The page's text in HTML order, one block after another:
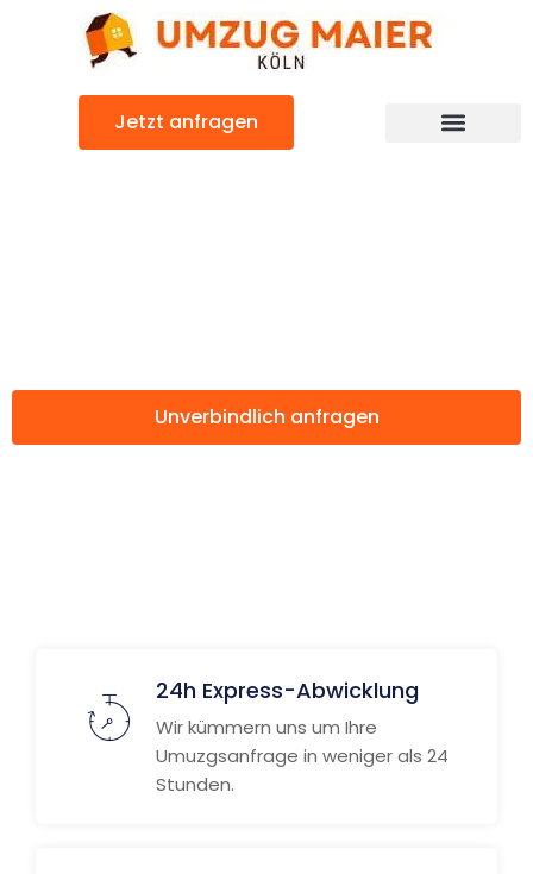
Jetzt anfragen
Unverbindlich anfragen
24h Express-Abwicklung
Wir kümmern uns um Ihre
Umuzgsanfrage in weniger als 24
Stunden.